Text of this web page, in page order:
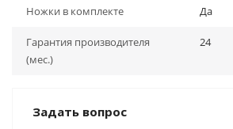
Ножки в комплекте Да
Гарантия производителя
(мес.)
24
Задать вопрос